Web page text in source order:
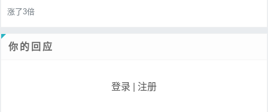
涨了3倍
你的回应
登录 注册